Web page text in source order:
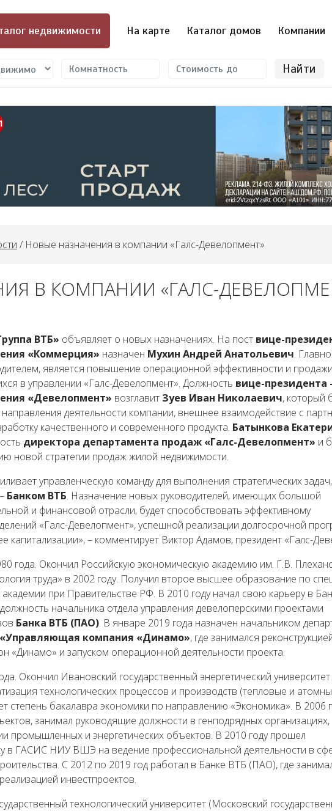
недвижимости На карте Каталог домов Компании
Найти
/ Новые назначения в компании «Галс-Девелопмент»
В КОМПАНИИ «ГАЛС-
ВТБ» объявляет о новых назначениях. На пост вице-
«Коммерция» назначен Мухин Андрей Анатольевич.
является повышение операционной эффективности и
в управлении «Галс-Девелопмент». Должность вице-президента
«Девелопмент» возглавит Зуев Иван Николаевич, который
деятельности компании, внешнее взаимодействие с
качественного и современного продукта. Батынкова
директора департамента продаж «Галс-Девелопмент» и
новой стратегии продаж жилой недвижимости.
управленческую команду для выполнения стратегических задач,
Банком ВТБ. Назначение новых руководителей, имеющих большой
и финансовой отрасли, будет способствовать эффективному
«Галс-Девелопмент», успешной реализации долгосрочной
– комментирует Виктор Адамов, президент «Галс-
года. Окончил Российскую экономическую академию им. Г.В.
труда» в 2002 году. Получил второе высшее образование по
при Правительстве РФ. В 2010 году начал свою карьеру в
начальника отдела управления девелоперскими проектами
Банка ВТБ (ПАО). В январе 2019 года назначен начальником
компания «Динамо», где занимался
«Динамо» и запуском операционной деятельности проекта.
Окончил Ивановский государственный энергетический
технологических процессов и производств (тепловые и
степень бакалавра экономики по направлению «Экономика». В 2006
занимал руководящие должности в генподрядных организациях,
промышленных и энергетических объектов. В 2010 году прошел
в ГАСИС НИУ ВШЭ на ведение профессиональной деятельности в
С 2012 по 2019 год работал в Банке ВТБ (ПАО), где
инвестпроектов.
технологический университет (Московский